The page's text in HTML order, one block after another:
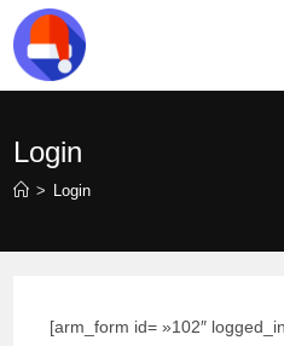
Skip
content
Login
> Login
[arm_form id= »102″